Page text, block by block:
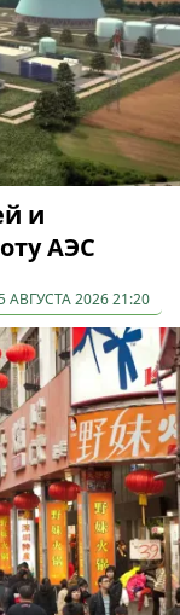
и
АЭС
АВГУСТА 2026 21:20